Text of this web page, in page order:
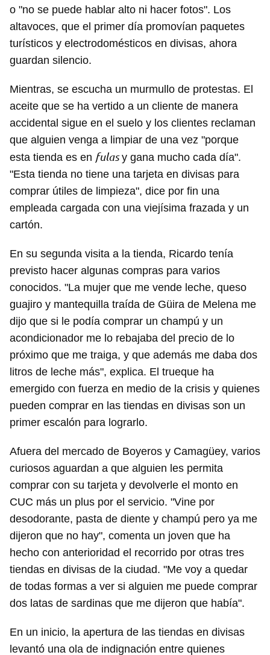
o "no se puede hablar alto ni hacer fotos". Los
altavoces, que el primer día promovían paquetes
turísticos y electrodomésticos en divisas, ahora
guardan silencio.
Mientras, se escucha un murmullo de protestas. El
aceite que se ha vertido a un cliente de manera
accidental sigue en el suelo y los clientes reclaman
que alguien venga a limpiar de una vez "porque
esta tienda es en fulasy gana mucho cada día".
"Esta tienda no tiene una tarjeta en divisas para
comprar útiles de limpieza", dice por fin una
empleada cargada con una viejísima frazada y un
cartón.
En su segunda visita a la tienda, Ricardo tenía
previsto hacer algunas compras para varios
conocidos. "La mujer que me vende leche, queso
guajiro y mantequilla traída de Güira de Melena me
dijo que si le podía comprar un champú y un
acondicionador me lo rebajaba del precio de lo
próximo que me traiga, y que además me daba dos
litros de leche más", explica. El trueque ha
emergido con fuerza en medio de la crisis y quienes
pueden comprar en las tiendas en divisas son un
primer escalón para lograrlo.
Afuera del mercado de Boyeros y Camagüey, varios
curiosos aguardan a que alguien les permita
comprar con su tarjeta y devolverle el monto en
CUC más un plus por el servicio. "Vine por
desodorante, pasta de diente y champú pero ya me
dijeron que no hay", comenta un joven que ha
hecho con anterioridad el recorrido por otras tres
tiendas en divisas de la ciudad. "Me voy a quedar
de todas formas a ver si alguien me puede comprar
dos latas de sardinas que me dijeron que había".
En un inicio, la apertura de las tiendas en divisas
levantó una ola de indignación entre quienes